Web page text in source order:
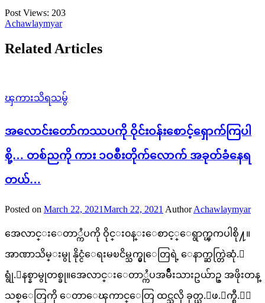
Post Views: 203
Achawlaymyar
Related Articles
ၾကားသိရသမွ်
အလောင်းတော်ကဿပကို ဝိုင်းဝန်းစောင့်ရှောက်ကြပါ
စို့… တစ်ညကို ကား ၁ဝစီးတိုက်လောက် အခုတ်ခံနေရ
တယ်…
Posted on March 22, 2021March 22, 2021 Author Achawlaymyar
အေလာင္းေတာ္ကႆပကို ဝိုင္း၀န္းေစာင့္ေရွာက္ၾကပါစို႔။
အာဏာသိမ္းမွု နိုင္ငံေရးမၿငိမ္သက္မွုေတြရဲ့ ေနာက္ဆက္တြဲဆုံ.း
ရွုံ.းနစ္နာမွုတစ္ခု။အေလာင္းေတာ္ကႆပအမ်ိဳးသားဥယ်ာဥ္ အဖိုးတန္
သစ္ေတြကို ေတာေၾကာင္ေတြ ထင္သလို ခုတ္ယ.ူဖ.်က္စီ.းေ